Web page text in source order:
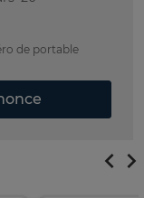
de portable